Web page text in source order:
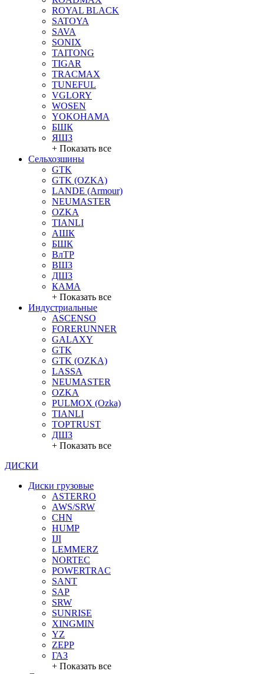
ROYAL BLACK
SATOYA
SAVA
SONIX
TAITONG
TIGAR
TRACMAX
TUNEFUL
VGLORY
WOSEN
YOKOHAMA
БШК
ЯШЗ
+ Показать все
Сельхозшины
GTK
GTK (OZKA)
LANDE (Armour)
NEUMASTER
OZKA
TIANLI
АШК
БШК
ВлТР
ВШЗ
ДШЗ
КАМА
+ Показать все
Индустриальные
ASCENSO
FORERUNNER
GALAXY
GTK
GTK (OZKA)
LASSA
NEUMASTER
OZKA
PULMOX (Ozka)
TIANLI
TOPTRUST
ДШЗ
+ Показать все
ДИСКИ
Диски грузовые
ASTERRO
AWS/SRW
CHN
HUMP
IJI
LEMMERZ
NORTEC
POWERTRAC
SANT
SAP
SRW
SUNRISE
XINGMIN
YZ
ZEPP
ГАЗ
+ Показать все